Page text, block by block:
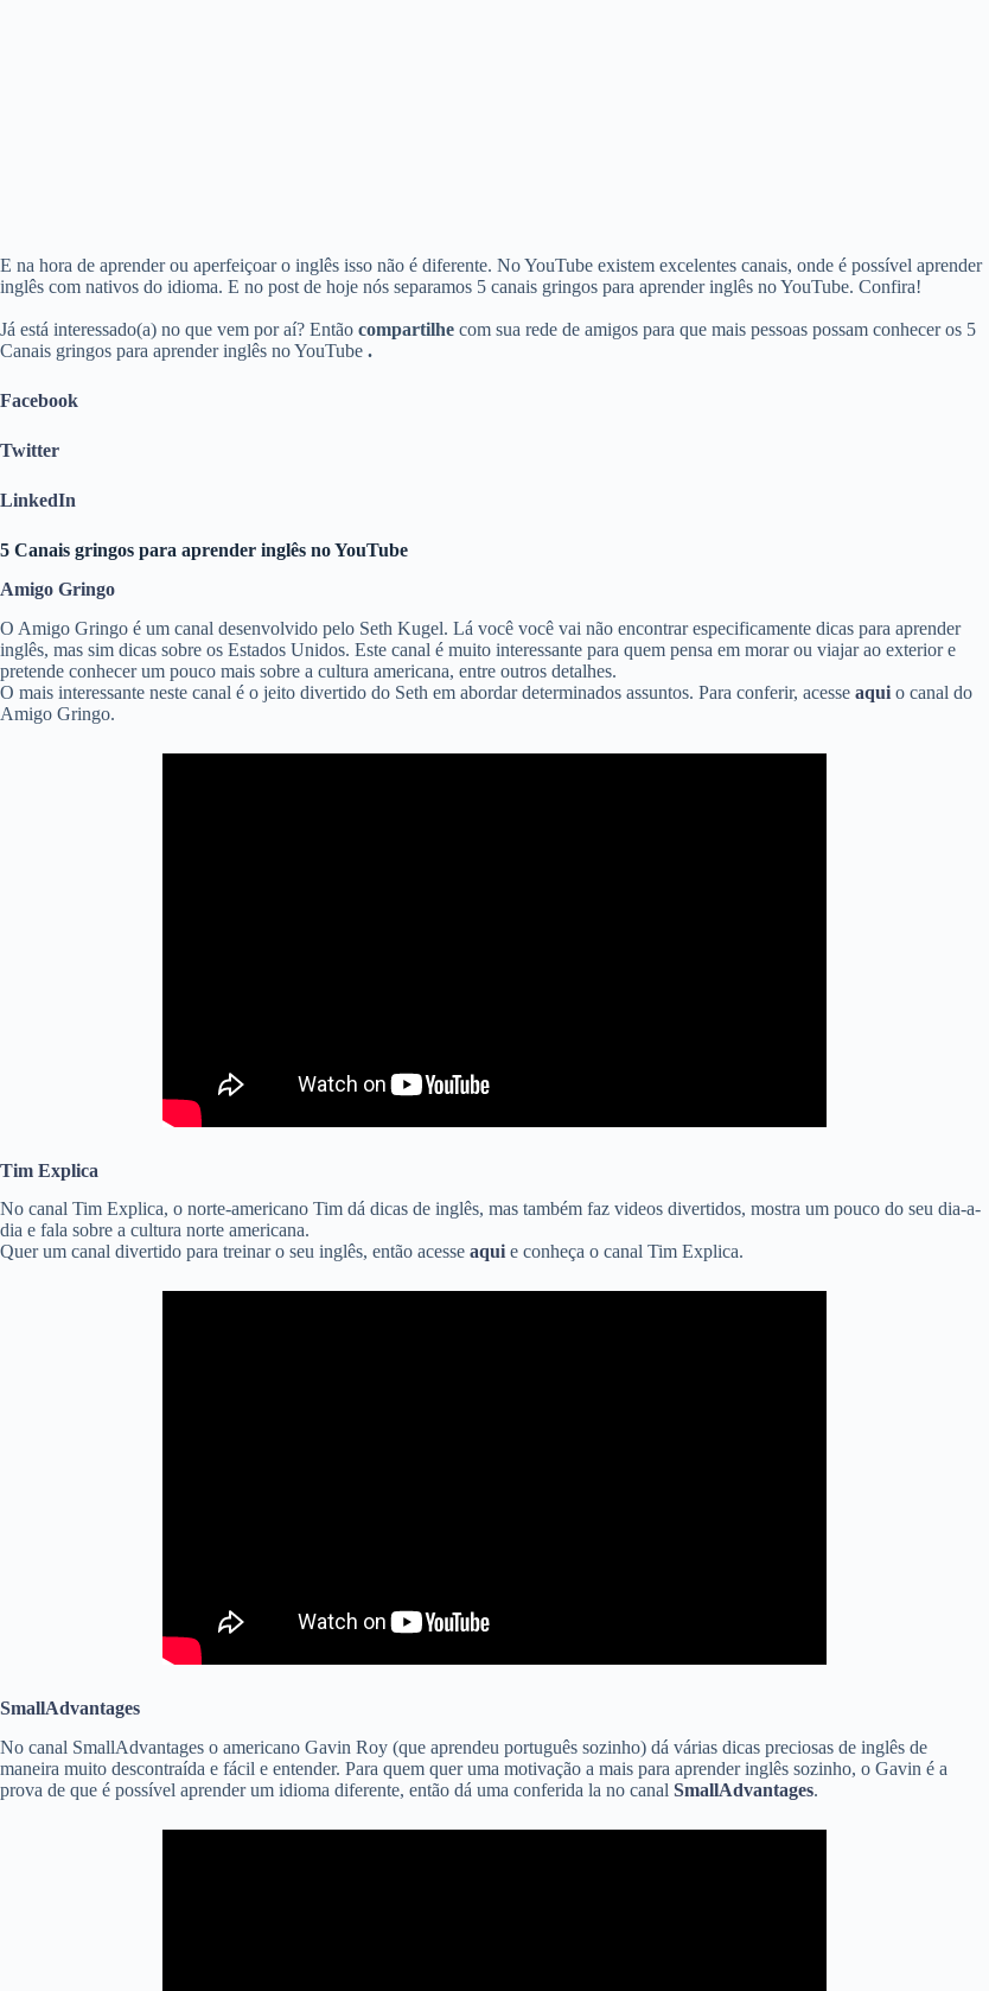
E na hora de aprender ou aperfeiçoar o inglês isso não é diferente. No YouTube existem excelentes canais, onde é possível aprender
inglês com nativos do idioma. E no post de hoje nós separamos 5 canais gringos para aprender inglês no YouTube. Confira!
Já está interessado(a) no que vem por aí? Então compartilhe com sua rede de amigos para que mais pessoas possam conhecer os 5
Canais gringos para aprender inglês no YouTube .
Facebook
Twitter
LinkedIn
5 Canais gringos para aprender inglês no YouTube
Amigo Gringo
O Amigo Gringo é um canal desenvolvido pelo Seth Kugel. Lá você você vai não encontrar especificamente dicas para aprender
inglês, mas sim dicas sobre os Estados Unidos. Este canal é muito interessante para quem pensa em morar ou viajar ao exterior e
pretende conhecer um pouco mais sobre a cultura americana, entre outros detalhes.
O mais interessante neste canal é o jeito divertido do Seth em abordar determinados assuntos. Para conferir, acesse aqui o canal do
Amigo Gringo.
Tim Explica
No canal Tim Explica, o norte-americano Tim dá dicas de inglês, mas também faz videos divertidos, mostra um pouco do seu dia-a-
dia e fala sobre a cultura norte americana.
Quer um canal divertido para treinar o seu inglês, então acesse aqui e conheça o canal Tim Explica.
SmallAdvantages
No canal SmallAdvantages o americano Gavin Roy (que aprendeu português sozinho) dá várias dicas preciosas de inglês de
maneira muito descontraída e fácil e entender. Para quem quer uma motivação a mais para aprender inglês sozinho, o Gavin é a
prova de que é possível aprender um idioma diferente, então dá uma conferida la no canal SmallAdvantages.